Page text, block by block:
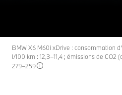
BMW X6 M60i xDrive : consommation
l/100 km : 12,3–11,4 ; émissions de CO2
279–259